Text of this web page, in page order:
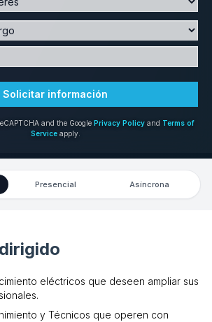
Solicitar información
and the Google Privacy Policy and Terms of
Service apply.
Presencial Asíncrona
eléctricos que deseen ampliar sus
y Técnicos que operen con